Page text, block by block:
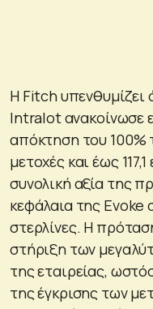
Η Fitch υπενθυμίζει
Intralot ανακοίνωσε
απόκτηση του 100%
μετοχές και έως
συνολική αξία της
κεφάλαια της Evoke
στερλίνες. Η
στήριξη των
της εταιρείας,
της έγκρισης των